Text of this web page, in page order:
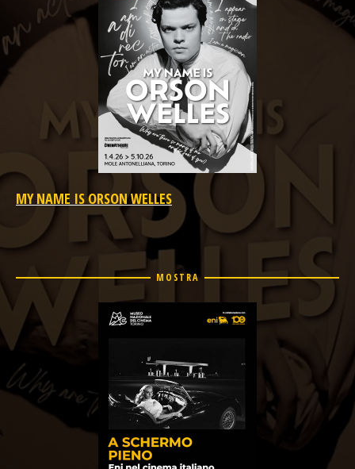
MY NAME IS ORSON WELLES
MOSTRA